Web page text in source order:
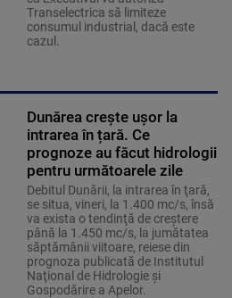
Transelectrica să limiteze
consumul industrial, dacă este
cazul.
Dunărea crește ușor la
intrarea în țară. Ce
prognoze au făcut hidrologii
pentru următoarele zile
Debitul Dunării, la intrarea în ţară,
se situa, vineri, la 1.400 mc/s, însă
va exista o tendinţă de creştere
până la 1.450 mc/s, la jumătatea
săptămânii viitoare, reiese din
prognoza publicată de Institutul
Naţional de Hidrologie şi
Gospodărire a Apelor.